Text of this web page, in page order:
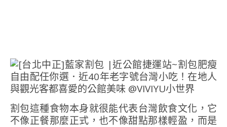
割包這種食物本身就很能代表台灣飲食文化，它
不像正餐那麼正式，也不像甜點那樣輕盈，而是